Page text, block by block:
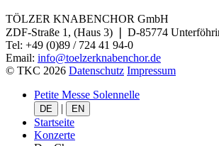
TÖLZER KNABENCHOR GmbH
ZDF-Straße 1, (Haus 3) ❘ D-85774
Tel: +49 (0)89 / 724 41 94-0
Email: info@toelzerknabenchor.de
© TKC 2026 Datenschutz Impressum
Petite Messe Solennelle
DE | EN
Startseite
Konzerte